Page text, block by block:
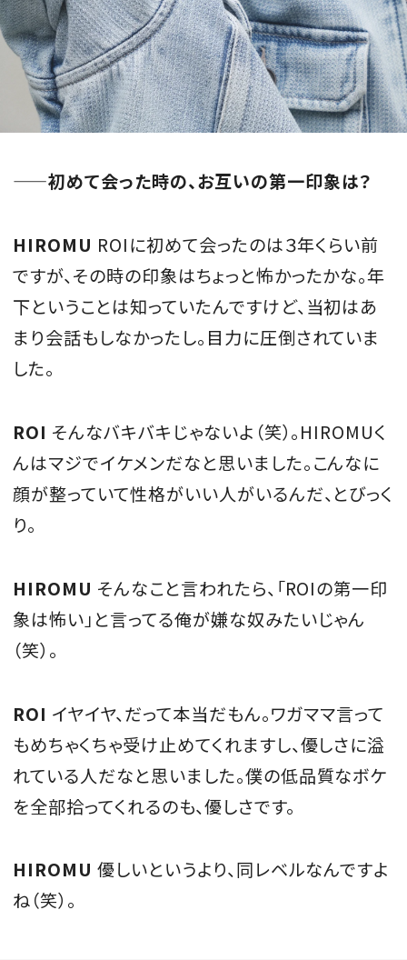
——初めて会った時の、お互いの第一印象は？
HIROMU ROIに初めて会ったのは３年くらい前
ですが、その時の印象はちょっと怖かったかな。年
下ということは知っていたんですけど、当初はあ
まり会話もしなかったし。目力に圧倒されていま
した。
ROI そんなバキバキじゃないよ（笑）。HIROMUく
んはマジでイケメンだなと思いました。こんなに
顔が整っていて性格がいい人がいるんだ、とびっく
り。
HIROMU そんなこと言われたら、「ROIの第一印
象は怖い」と言ってる俺が嫌な奴みたいじゃん
（笑）。
ROI イヤイヤ、だって本当だもん。ワガママ言って
もめちゃくちゃ受け止めてくれますし、優しさに溢
れている人だなと思いました。僕の低品質なボケ
を全部拾ってくれるのも、優しさです。
HIROMU 優しいというより、同レベルなんですよ
ね（笑）。